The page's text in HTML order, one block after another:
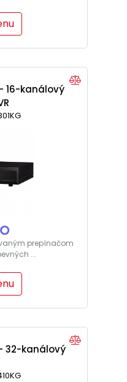
- 16-kanálový
prepínačom
...
32-kanálový